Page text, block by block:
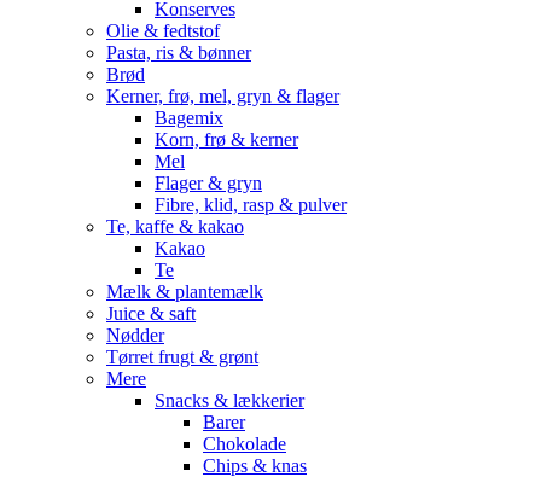
Konserves
Olie & fedtstof
Pasta, ris & bønner
Brød
Kerner, frø, mel, gryn & flager
Bagemix
Korn, frø & kerner
Mel
Flager & gryn
Fibre, klid, rasp & pulver
Te, kaffe & kakao
Kakao
Te
Mælk & plantemælk
Juice & saft
Nødder
Tørret frugt & grønt
Mere
Snacks & lækkerier
Barer
Chokolade
Chips & knas